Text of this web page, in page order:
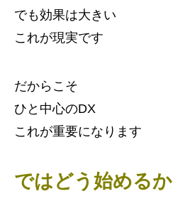
でも効果は大きい
これが現実です
だからこそ
ひと中心のDX
これが重要になります
ではどう始めるか